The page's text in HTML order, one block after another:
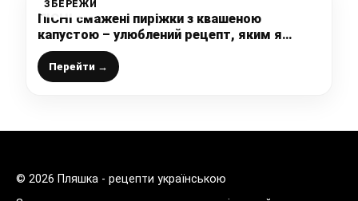
ЗБЕРЕЖИ
ПІСНІ смажені пиріжки з квашеною
капустою – улюблений рецепт, яким я
користуюсь не лише в піст
Перейти →
© 2026 Пляшка - рецепти українською